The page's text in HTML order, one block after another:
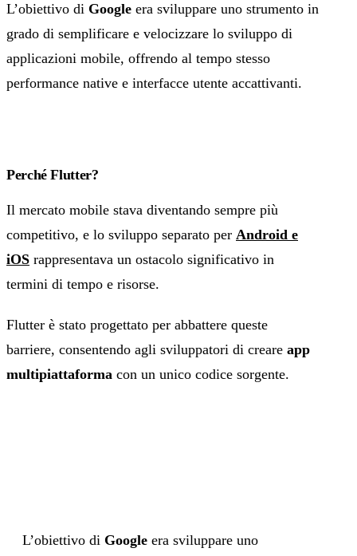
L’obiettivo di Google era sviluppare uno strumento in
grado di semplificare e velocizzare lo sviluppo di
applicazioni mobile, offrendo al tempo stesso
performance native e interfacce utente accattivanti.
Perché Flutter?
Il mercato mobile stava diventando sempre più
competitivo, e lo sviluppo separato per Android e
iOS rappresentava un ostacolo significativo in
termini di tempo e risorse.
Flutter è stato progettato per abbattere queste
barriere, consentendo agli sviluppatori di creare app
multipiattaforma con un unico codice sorgente.
L’obiettivo di Google era sviluppare uno